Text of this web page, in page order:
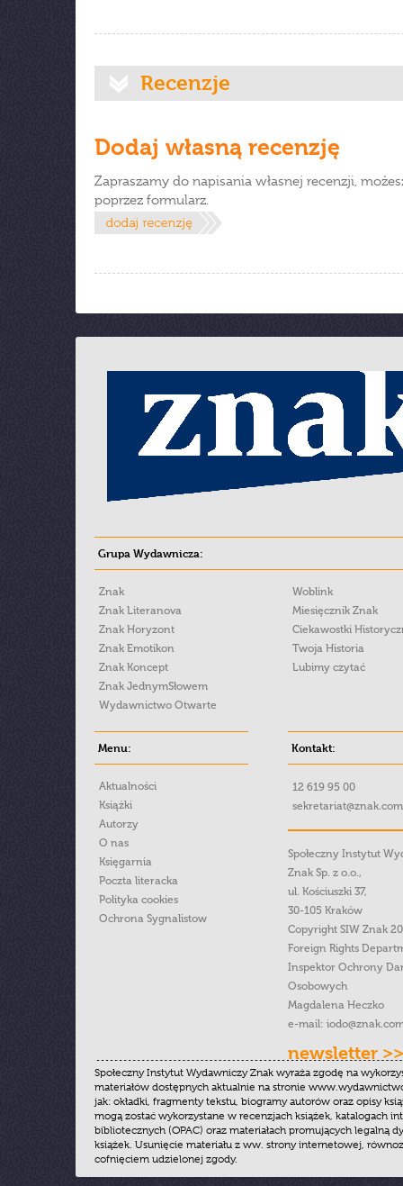
Recenzje
Dodaj własną recenzję
Zapraszamy do napisania własnej recenzji,
poprzez formularz.
Grupa Wydawnicza:
Znak
Znak Literanova
Znak Horyzont
Znak Emotikon
Znak Koncept
Znak JednymSłowem
Wydawnictwo Otwarte
Woblink
Miesięcznik Znak
Ciekawostki
Twoja Historia
Lubimy czytać
Menu:
Aktualności
Książki
Autorzy
O nas
Księgarnia
Poczta literacka
Polityka cookies
Ochrona Sygnalistow
Kontakt:
12 619 95 00
Społeczny Instytut
Znak Sp. z o.o.,
ul. Kościuszki 37,
30-105 Kraków
Copyright SIW Znak
Foreign Rights
Inspektor Ochrony
Osobowych
Magdalena Heczko
e-mail:
newsletter >>
Społeczny Instytut Wydawniczy Znak wyraża zgodę na
materiałów dostępnych aktualnie na stronie
jak: okładki, fragmenty tekstu, biogramy autorów oraz opisy
mogą zostać wykorzystane w recenzjach książek, katalogach
bibliotecznych (OPAC) oraz materiałach promujących legalną
książek. Usunięcie materiału z ww. strony internetowej,
cofnięciem udzielonej zgody.